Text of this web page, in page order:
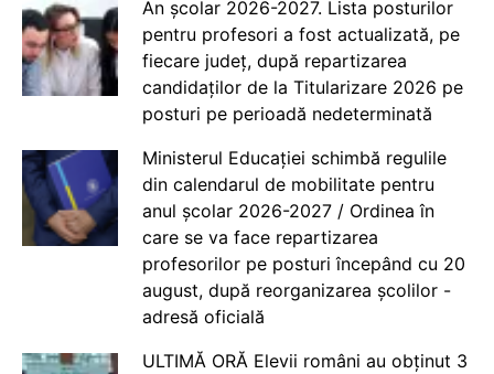
An școlar 2026-2027. Lista posturilor
pentru profesori a fost actualizată, pe
fiecare județ, după repartizarea
candidaților de la Titularizare 2026 pe
posturi pe perioadă nedeterminată
Ministerul Educației schimbă regulile
din calendarul de mobilitate pentru
anul școlar 2026-2027 / Ordinea în
care se va face repartizarea
profesorilor pe posturi începând cu 20
august, după reorganizarea școlilor -
adresă oficială
ULTIMĂ ORĂ Elevii români au obținut 3